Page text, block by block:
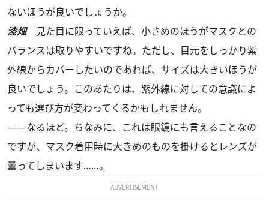
ないほうが良いでしょうか。
漆畑見た目に限っていえば、小さめのほうがマスクとの
バランスは取りやすいですね。ただし、目元をしっかり紫
外線からカバーしたいのであれば、サイズは大きいほうが
良いでしょう。このあたりは、紫外線に対しての意識によ
っても選び方が変わってくるかもしれません。
――なるほど。ちなみに、これは眼鏡にも言えることなの
ですが、マスク着用時に大きめのものを掛けるとレンズが
曇ってしまいます……。
ADVERTISEMENT